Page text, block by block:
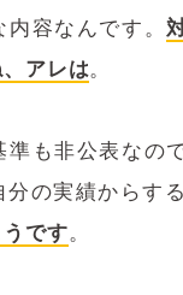
内容なんです。
アレは。
準も非公表なの
の実績からする
です。